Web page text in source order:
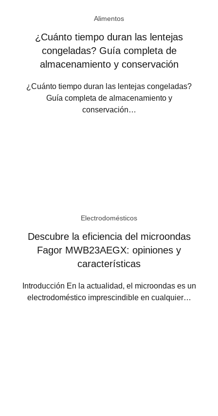
Alimentos
¿Cuánto tiempo duran las lentejas
congeladas? Guía completa de
almacenamiento y conservación
¿Cuánto tiempo duran las lentejas congeladas?
Guía completa de almacenamiento y
conservación…
Electrodomésticos
Descubre la eficiencia del microondas
Fagor MWB23AEGX: opiniones y
características
Introducción En la actualidad, el microondas es un
electrodoméstico imprescindible en cualquier…